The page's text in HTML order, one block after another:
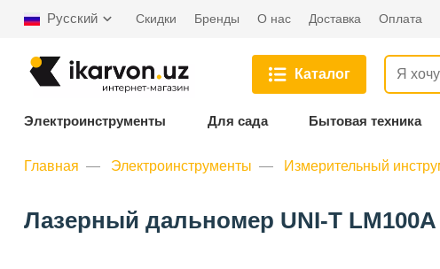
Русский Скидки Бренды О нас Доставка Оплата
Каталог
Электроинструменты Для сада Бытовая техника
Главная Электроинструменты Измерительный
Лазерный дальномер UNI-T LM100A